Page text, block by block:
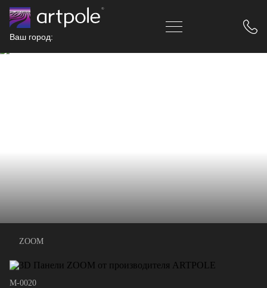
Ваш город:
ZOOM
M-0020